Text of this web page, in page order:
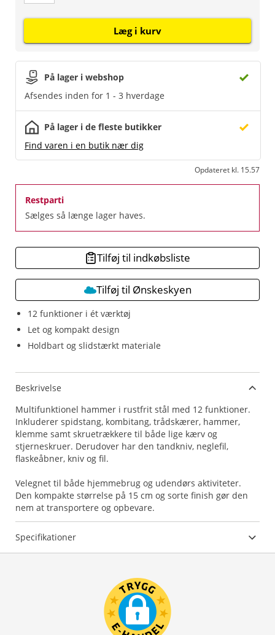
12 funktioner i ét værktøj
Let og kompakt design
Holdbart og slidstærkt materiale
På lager i webshop
Afsendes inden for 1 - 3 hverdage
På lager i de fleste butikker
Find varen i en butik nær dig
Opdateret kl. 15.57
Restparti
Sælges så længe lager haves.
Læg i kurv
Tilføj til indkøbsliste
Tilføj til Ønskeskyen
Beskrivelse
Multifunktionel hammer i rustfrit stål med 12 funktioner.
Inkluderer spidstang, kombitang, trådskærer, hammer,
klemme samt skruetrækkere til både lige kærv og
stjerneskruer. Derudover har den tandkniv, neglefil,
flaskeåbner, kniv og fil.
Velegnet til både hjemmebrug og udendørs aktiviteter.
Den kompakte størrelse på 15 cm og sorte finish gør den
nem at transportere og opbevare.
Specifikationer